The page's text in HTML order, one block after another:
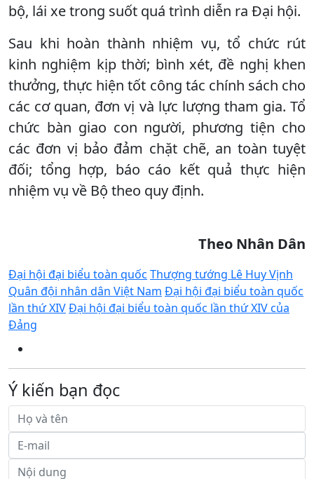
bộ, lái xe trong suốt quá trình diễn ra Đại hội.
Sau khi hoàn thành nhiệm vụ, tổ chức rút
kinh nghiệm kịp thời; bình xét, đề nghị khen
thưởng, thực hiện tốt công tác chính sách cho
các cơ quan, đơn vị và lực lượng tham gia. Tổ
chức bàn giao con người, phương tiện cho
các đơn vị bảo đảm chặt chẽ, an toàn tuyệt
đối; tổng hợp, báo cáo kết quả thực hiện
nhiệm vụ về Bộ theo quy định.
Theo Nhân Dân
Đại hội đại biểu toàn quốc Thượng tướng Lê Huy Vịnh
Quân đội nhân dân Việt Nam Đại hội đại biểu toàn quốc
lần thứ XIVĐại hội đại biểu toàn quốc lần thứ XIV của
Đảng
Ý kiến bạn đọc